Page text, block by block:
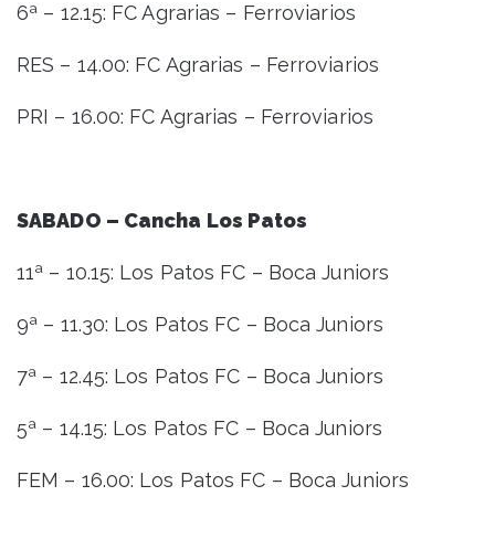
6ª – 12.15: FC Agrarias – Ferroviarios
RES – 14.00: FC Agrarias – Ferroviarios
PRI – 16.00: FC Agrarias – Ferroviarios
SABADO – Cancha Los Patos
11ª – 10.15: Los Patos FC – Boca Juniors
9ª – 11.30: Los Patos FC – Boca Juniors
7ª – 12.45: Los Patos FC – Boca Juniors
5ª – 14.15: Los Patos FC – Boca Juniors
FEM – 16.00: Los Patos FC – Boca Juniors